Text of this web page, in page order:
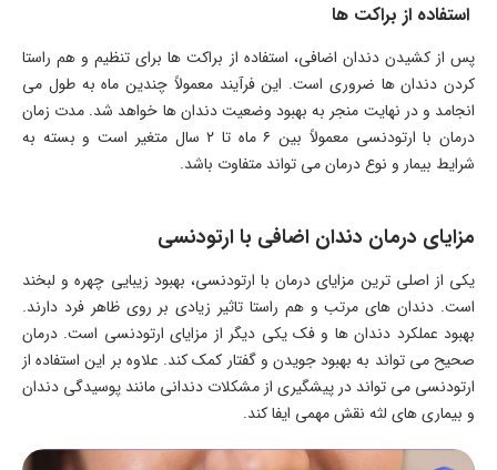
استفاده از براکت ها
پس از کشیدن دندان اضافی، استفاده از براکت ها برای تنظیم و هم راستا
کردن دندان ها ضروری است. این فرآیند معمولاً چندین ماه به طول می
انجامد و در نهایت منجر به بهبود وضعیت دندان ها خواهد شد. مدت زمان
درمان با ارتودنسی معمولاً بین ۶ ماه تا ۲ سال متغیر است و بسته به
شرایط بیمار و نوع درمان می تواند متفاوت باشد.
مزایای درمان دندان اضافی با ارتودنسی
یکی از اصلی ترین مزایای درمان با ارتودنسی، بهبود زیبایی چهره و لبخند
است. دندان های مرتب و هم راستا تاثیر زیادی بر روی ظاهر فرد دارند.
بهبود عملکرد دندان ها و فک یکی دیگر از مزایای ارتودنسی است. درمان
صحیح می تواند به بهبود جویدن و گفتار کمک کند. علاوه بر این استفاده از
ارتودنسی می تواند در پیشگیری از مشکلات دندانی مانند پوسیدگی دندان
و بیماری های لثه نقش مهمی ایفا کند.